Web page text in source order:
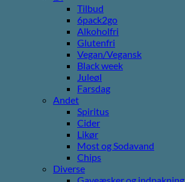
Tilbud
6pack2go
Alkoholfri
Glutenfri
Vegan/Vegansk
Black week
Juleøl
Farsdag
Andet
Spiritus
Cider
Likør
Most og Sodavand
Chips
Diverse